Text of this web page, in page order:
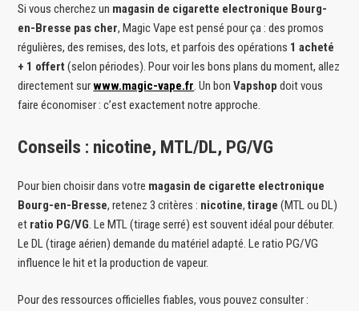
Si vous cherchez un magasin de cigarette electronique Bourg-
en-Bresse pas cher, Magic Vape est pensé pour ça : des promos
régulières, des remises, des lots, et parfois des opérations 1 acheté
+ 1 offert (selon périodes). Pour voir les bons plans du moment, allez
directement surwww.magic-vape.fr. Un bonVapshop doit vous
faire économiser : c’est exactement notre approche.
Conseils : nicotine, MTL/DL, PG/VG
Pour bien choisir dans votre magasin de cigarette electronique
Bourg-en-Bresse, retenez 3 critères : nicotine,tirage (MTL ou DL)
et ratio PG/VG. Le MTL (tirage serré) est souvent idéal pour débuter.
Le DL (tirage aérien) demande du matériel adapté. Le ratio PG/VG
influence le hit et la production de vapeur.
Pour des ressources officielles fiables, vous pouvez consulter :